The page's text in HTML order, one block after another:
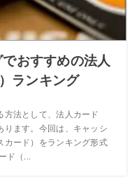
おすすめの法人
ランキング
方法として、法人カード
ります。今回は、キャッシ
カード）をランキング形式
ド（...